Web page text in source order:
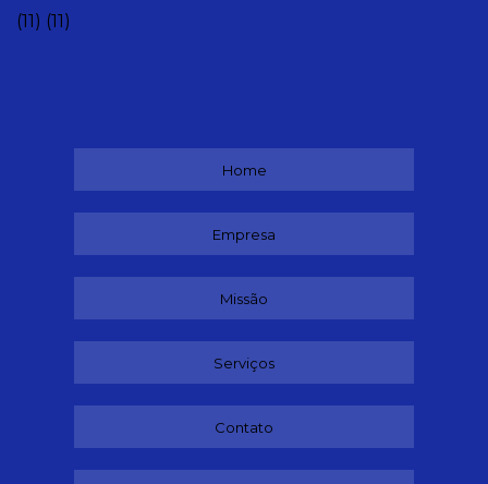
(11) (11)
Home
Empresa
Missão
Serviços
Contato